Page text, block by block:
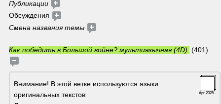
Публикации
Обсуждения
Смена названия темы
Как победить в Большой войне? мультиязычная (4D) (401)
Apr 2025
Внимание! В этой ветке используются языки
оригинальных текстов